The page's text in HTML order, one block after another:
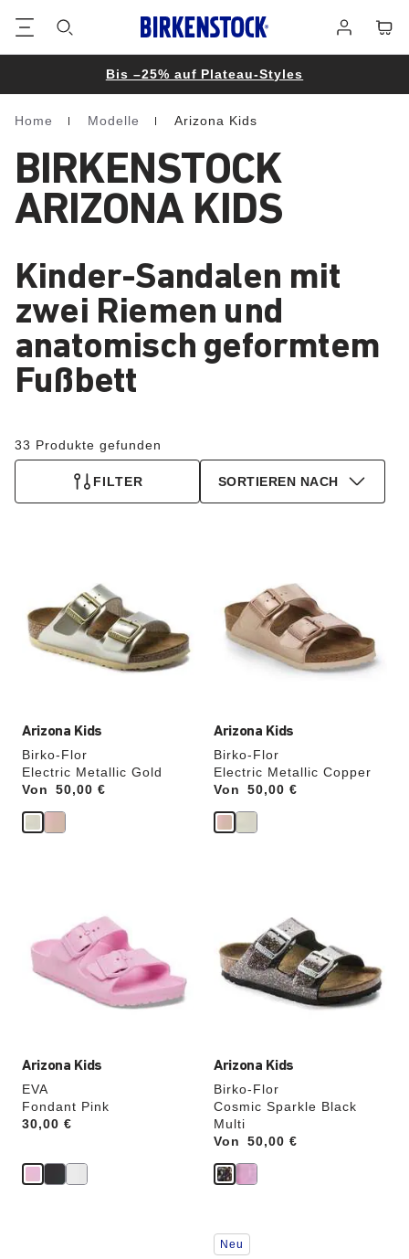
Bis –25% auf Plateau-Styles
Homepage
Home Modelle Arizona Kids
BIRKENSTOCK
ARIZONA KIDS
Kinder-Sandalen mit
zwei Riemen und
anatomisch geformtem
Fußbett
33 Produkte gefunden
FILTER SORTIEREN NACH
Arizona Kids
Birko-Flor
Electric Metallic Gold
Von
Price:50,00 €
werden
die
Produktbilder
aktualisiert.
Arizona Kids
Birko-Flor
Electric Metallic Copper
Von
Price:50,00 €
Farben
werden
die
Produktbilder
aktualisiert.
Arizona Kids
EVA
Fondant Pink
Price:
30,00 €
werden
die
Produktbilder
aktualisiert.
Arizona Kids
Birko-Flor
Cosmic Sparkle Black
Multi
Von
Price:50,00 €
werden
die
Produktbilder
aktualisiert.
Durch
Anklicken
Neu